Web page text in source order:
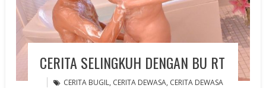
CERITA SELINGKUH DENGAN BU RT
CERITA BUGIL, CERITA DEWASA, CERITA DEWASA